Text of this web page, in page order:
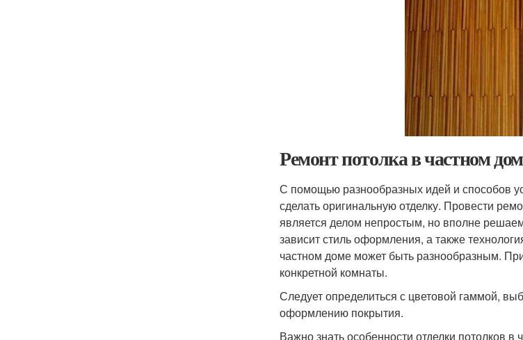
Ремонт потолка в частном
С помощью разнообразных идей и способов
сделать оригинальную отделку. Провести
является делом непростым, но вполне
зависит стиль оформления, а также
частном доме может быть разнообразным.
конкретной комнаты.
Следует определиться с цветовой гаммой,
оформлению покрытия.
Важно знать особенности отделки потолков